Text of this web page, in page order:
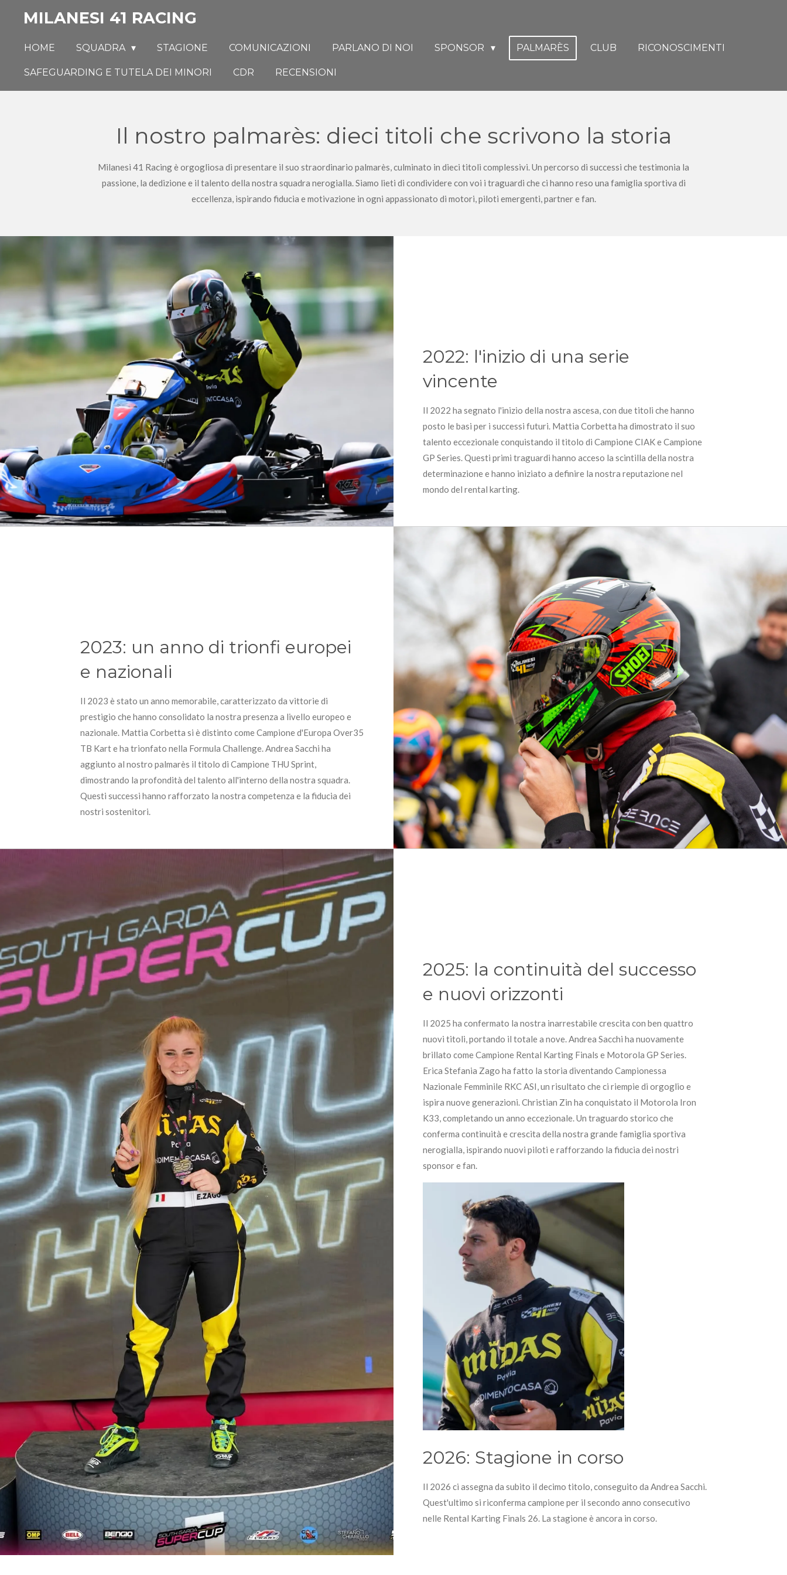
contenuto
MILANESI 41 RACING
HOME SQUADRA STAGIONE COMUNICAZIONI PARLANO DI NOI SPONSOR PALMARÈS CLUB RICONOSCIMENTI
SAFEGUARDING E TUTELA DEI MINORI CDR RECENSIONI
Il nostro palmarès: dieci titoli che scrivono la storia
Milanesi 41 Racing è orgogliosa di presentare il suo straordinario palmarès, culminato in dieci titoli complessivi. Un percorso di successi che testimonia la
passione, la dedizione e il talento della nostra squadra nerogialla. Siamo lieti di condividere con voi i traguardi che ci hanno reso una famiglia sportiva di
eccellenza, ispirando fiducia e motivazione in ogni appassionato di motori, piloti emergenti, partner e fan.
2022: l'inizio di una serie
vincente
Il 2022 ha segnato l'inizio della nostra ascesa, con due titoli che hanno
posto le basi per i successi futuri. Mattia Corbetta ha dimostrato il suo
talento eccezionale conquistando il titolo di Campione CIAK e Campione
GP Series. Questi primi traguardi hanno acceso la scintilla della nostra
determinazione e hanno iniziato a definire la nostra reputazione nel
mondo del rental karting.
2023: un anno di trionfi europei
e nazionali
Il 2023 è stato un anno memorabile, caratterizzato da vittorie di
prestigio che hanno consolidato la nostra presenza a livello europeo e
nazionale. Mattia Corbetta si è distinto come Campione d'Europa Over35
TB Kart e ha trionfato nella Formula Challenge. Andrea Sacchi ha
aggiunto al nostro palmarès il titolo di Campione THU Sprint,
dimostrando la profondità del talento all'interno della nostra squadra.
Questi successi hanno rafforzato la nostra competenza e la fiducia dei
nostri sostenitori.
2025: la continuità del successo
e nuovi orizzonti
Il 2025 ha confermato la nostra inarrestabile crescita con ben quattro
nuovi titoli, portando il totale a nove. Andrea Sacchi ha nuovamente
brillato come Campione Rental Karting Finals e Motorola GP Series.
Erica Stefania Zago ha fatto la storia diventando Campionessa
Nazionale Femminile RKC ASI, un risultato che ci riempie di orgoglio e
ispira nuove generazioni. Christian Zin ha conquistato il Motorola Iron
K33, completando un anno eccezionale. Un traguardo storico che
conferma continuità e crescita della nostra grande famiglia sportiva
nerogialla, ispirando nuovi piloti e rafforzando la fiducia dei nostri
sponsor e fan.
2026: Stagione in corso
Il 2026 ci assegna da subito il decimo titolo, conseguito da Andrea Sacchi.
Quest'ultimo si riconferma campione per il secondo anno consecutivo
nelle Rental Karting Finals 26. La stagione è ancora in corso.